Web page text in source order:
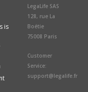
is
LegaLife SAS
128, rue La
Boétie
75008 Paris
Customer
Service:
support@legalife.fr